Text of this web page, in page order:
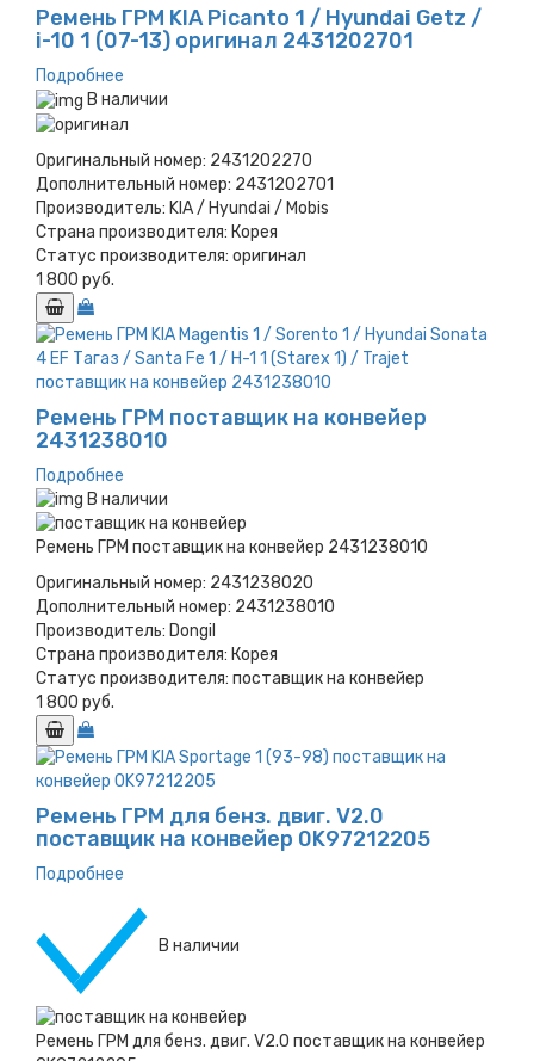
Ремень ГРМ KIA Picanto 1 / Hyundai Getz /
i-10 1 (07-13) оригинал 2431202701
Подробнее
В наличии
Оригинальный номер: 2431202270
Дополнительный номер: 2431202701
Производитель: KIA / Hyundai / Mobis
Страна производителя: Корея
Статус производителя: оригинал
1 800 руб.
Ремень ГРМ поставщик на конвейер
2431238010
Подробнее
В наличии
Ремень ГРМ поставщик на конвейер 2431238010
Оригинальный номер: 2431238020
Дополнительный номер: 2431238010
Производитель: Dongil
Страна производителя: Корея
Статус производителя: поставщик на конвейер
1 800 руб.
Ремень ГРМ для бенз. двиг. V2.0
поставщик на конвейер 0K97212205
Подробнее
В наличии
Ремень ГРМ для бенз. двиг. V2.0 поставщик на конвейер